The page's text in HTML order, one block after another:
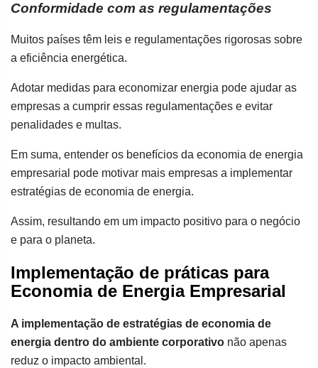
Conformidade com as regulamentações
Muitos países têm leis e regulamentações rigorosas sobre
a eficiência energética.
Adotar medidas para economizar energia pode ajudar as
empresas a cumprir essas regulamentações e evitar
penalidades e multas.
Em suma, entender os benefícios da economia de energia
empresarial pode motivar mais empresas a implementar
estratégias de economia de energia.
Assim, resultando em um impacto positivo para o negócio
e para o planeta.
Implementação de práticas para
Economia de Energia Empresarial
A implementação de estratégias de economia de
energia dentro do ambiente corporativo não apenas
reduz o impacto ambiental.